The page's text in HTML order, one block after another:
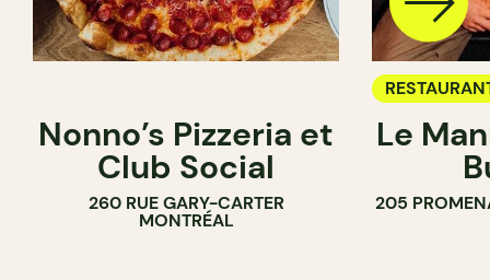
Nonno’s Pizzeria et
Club Social
260 RUE GARY-CARTER
MONTRÉAL
Le
205